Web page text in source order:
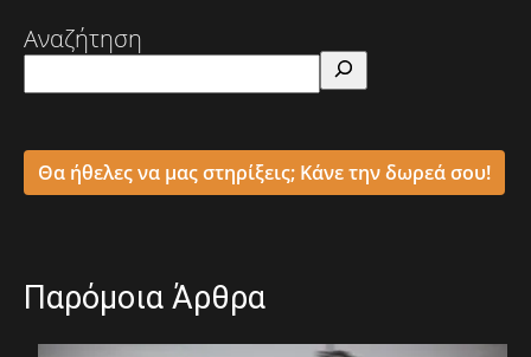
Αναζήτηση
Θα ήθελες να μας στηρίξεις; Κάνε την δωρεά σου!
Παρόμοια Άρθρα